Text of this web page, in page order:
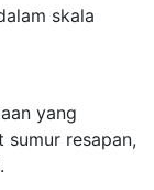
skala
yang
sumur resapan,